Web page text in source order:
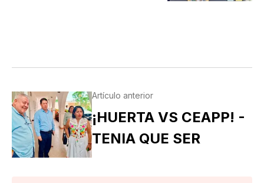
Artículo anterior
¡HUERTA VS CEAPP! -
TENIA QUE SER